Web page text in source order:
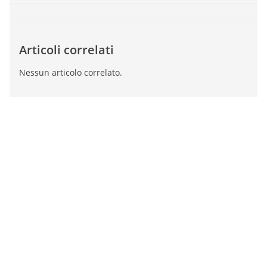
Articoli correlati
Nessun articolo correlato.